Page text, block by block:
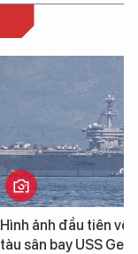
Hình ảnh đầu tiên về
tàu sân bay USS